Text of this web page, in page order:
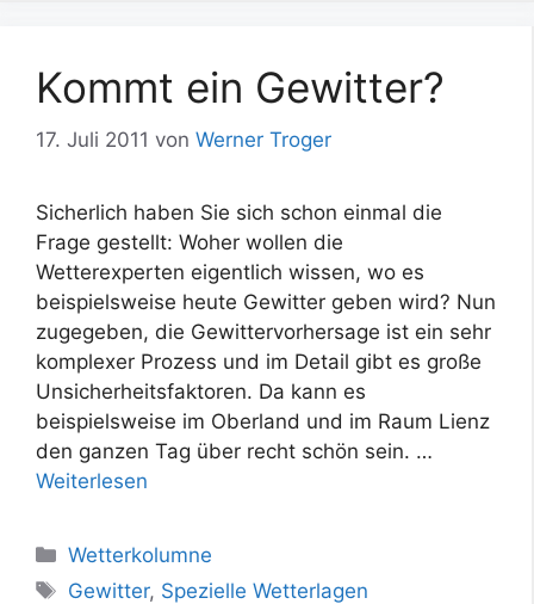
Kommt ein Gewitter?
17. Juli 2011 von Werner Troger
Sicherlich haben Sie sich schon einmal die
Frage gestellt: Woher wollen die
Wetterexperten eigentlich wissen, wo es
beispielsweise heute Gewitter geben wird? Nun
zugegeben, die Gewittervorhersage ist ein sehr
komplexer Prozess und im Detail gibt es große
Unsicherheitsfaktoren. Da kann es
beispielsweise im Oberland und im Raum Lienz
den ganzen Tag über recht schön sein. …
Weiterlesen
Kategorien
Wetterkolumne
Schlagwörter
Gewitter, Spezielle Wetterlagen